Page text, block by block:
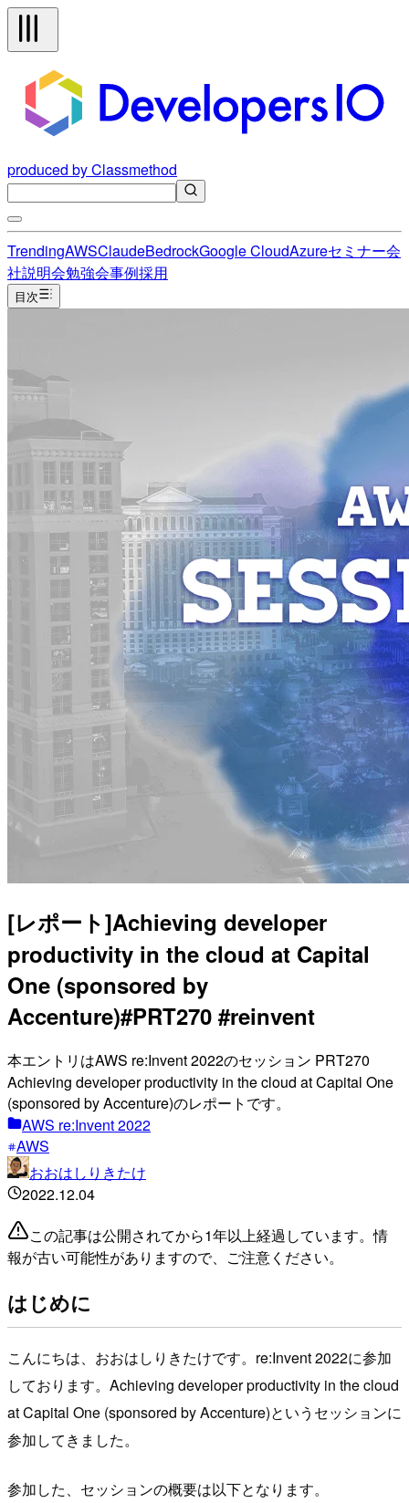
produced by Classmethod
TrendingAWSClaudeBedrockGoogle CloudAzureセミナー会
社説明会勉強会事例採用
目次
[レポート]Achieving developer
productivity in the cloud at Capital
One (sponsored by
Accenture)#PRT270 #reinvent
本エントリはAWS re:Invent 2022のセッション PRT270
Achieving developer productivity in the cloud at Capital One
(sponsored by Accenture)のレポートです。
AWS re:Invent 2022
AWS
おおはしりきたけ
2022.12.04
この記事は公開されてから1年以上経過しています。情
報が古い可能性がありますので、ご注意ください。
はじめに
こんにちは、おおはしりきたけです。re:Invent 2022に参加
しております。Achieving developer productivity in the cloud
at Capital One (sponsored by Accenture)というセッションに
参加してきました。
参加した、セッションの概要は以下となります。